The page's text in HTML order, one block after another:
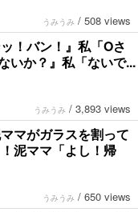
うみうみ / 508 views
！バン！』私「Oさ
いか？』私「ないで...
うみうみ / 3,893 views
マがガラスを割って
泥ママ「よし！帰
うみうみ / 650 views